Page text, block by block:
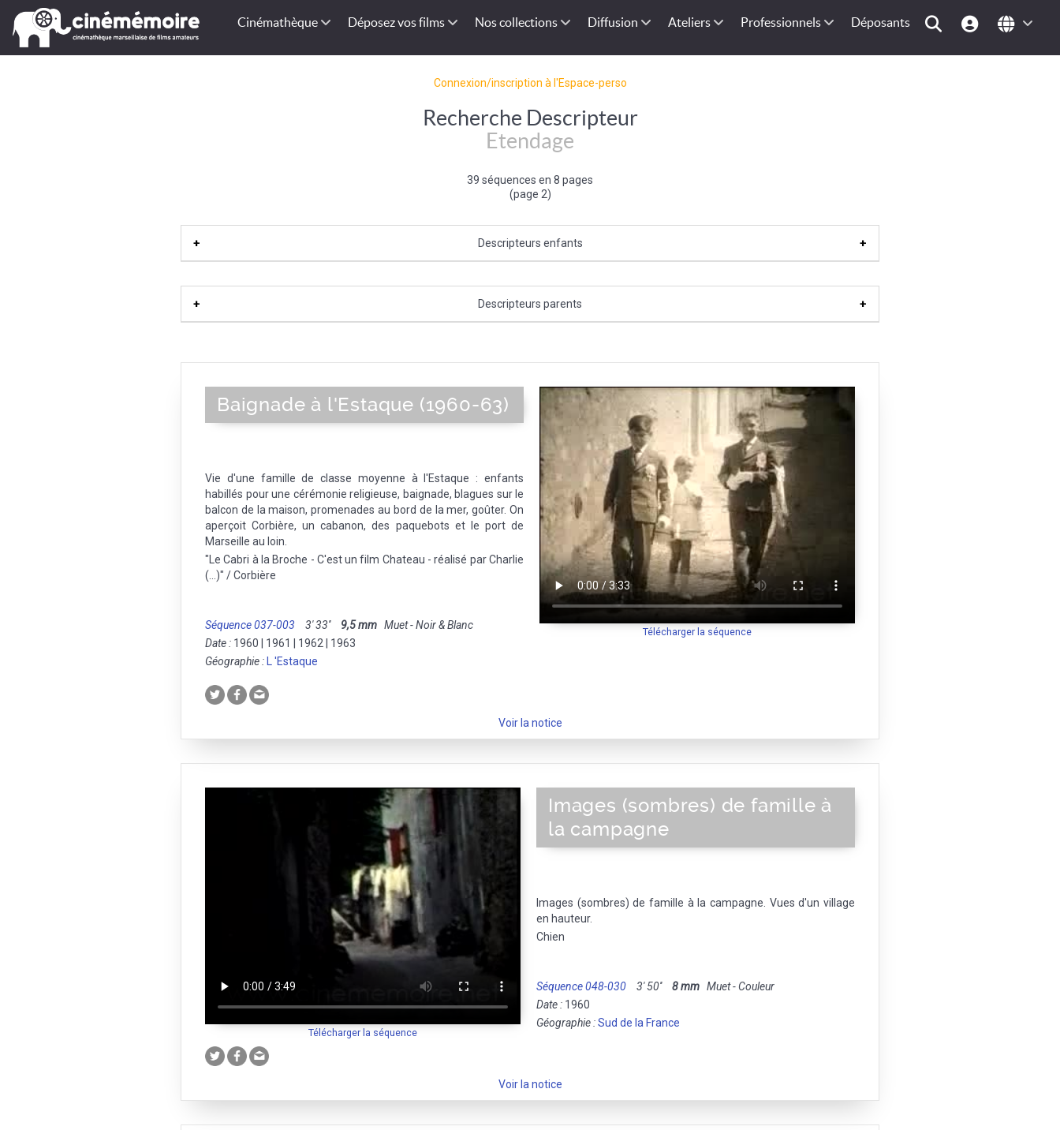
Cinémathèque Déposez vos films Nos collections Diffusion Ateliers Professionnels Déposants
Connexion/inscription à l'Espace-perso
Recherche Descripteur
Etendage
39 séquences en 8 pages
(page 2)
Descripteurs enfants
Etendoir
Descripteurs parents
Télécharger la séquence
Baignade à l'Estaque (1960-63)
Vie d'une famille de classe moyenne à l'Estaque : enfants
habillés pour une cérémonie religieuse, baignade, blagues sur le
balcon de la maison, promenades au bord de la mer, goûter. On
aperçoit Corbière, un cabanon, des paquebots et le port de
Marseille au loin.
"Le Cabri à la Broche - C'est un film Chateau - réalisé par Charlie
(...)" / Corbière
Séquence 037-003 3' 33'' 9,5 mm Muet - Noir & Blanc
Date : 1960 | 1961 | 1962 | 1963
Géographie :
L 'Estaque
Voir la notice
Télécharger la séquence
Images (sombres) de famille à
la campagne
Images (sombres) de famille à la campagne. Vues d'un village
en hauteur.
Chien
Séquence 048-030 3' 50'' 8 mm Muet - Couleur
Date : 1960
Géographie :Sud de la France
Voir la notice